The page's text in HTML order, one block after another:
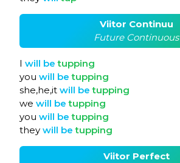
Viitor Continuu
Future Continuous
I will betupping
you will betupping
she,he,it will betupping
we will betupping
you will betupping
they will betupping
Viitor Perfect